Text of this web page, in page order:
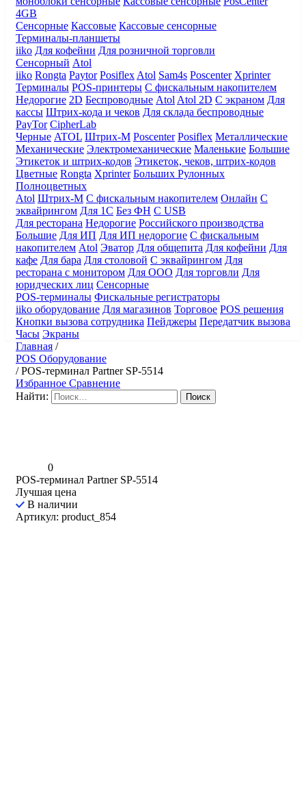
4GB
Сенсорные Кассовые Кассовые сенсорные
Терминалы-планшеты
iiko Для кофейни Для розничной торговли
Сенсорный Atol
iiko Rongta Paytor Posiflex Atol Sam4s Poscenter Xprinter
Терминалы POS-принтеры С фискальным накопителем
Недорогие 2D Беспроводные Atol Atol 2D С экраном Для
кассы Штрих-кода и чеков Для склада беспроводные
PayTor CipherLab
Черные ATOL Штрих-М Poscenter Posiflex Металлические
Механические Электромеханические Маленькие Большие
Этикеток и штрих-кодов Этикеток, чеков, штрих-кодов
Цветные Rongta Xprinter Больших Рулонных
Полноцветных
Atol Штрих-М С фискальным накопителем Онлайн С
эквайрингом Для 1С Без ФН С USB
Для ресторана Недорогие Российского производства
Большие Для ИП Для ИП недорогие С фискальным
накопителем Atol Эватор Для общепита Для кофейни Для
кафе Для бара Для столовой С эквайрингом Для
ресторана с монитором Для ООО Для торговли Для
юридческих лиц Сенсорные
POS-терминалы Фискальные регистраторы
iiko оборудование Для магазинов Торговое POS решения
Кнопки вызова сотрудника Пейджеры Передатчик вызова
Часы Экраны
Главная /
POS Оборудование
/POS-терминал Partner SP-5514
Избранное Сравнение
Найти:
0
POS-терминал Partner SP-5514
Лучшая цена
В наличии
Артикул: product_854